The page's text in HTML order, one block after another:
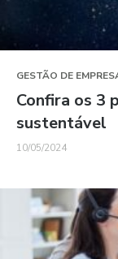
GESTÃO DE
Confira os 3
sustentável
10/05/2024